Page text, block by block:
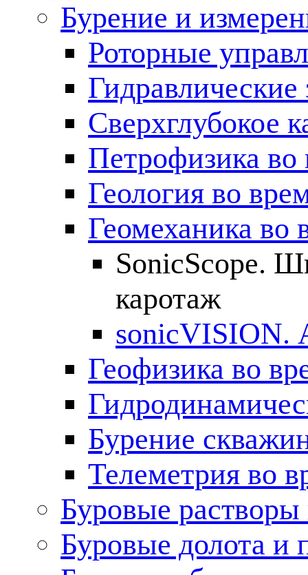
Бурение и
Роторные
Сверхглубокое
Петрофизика во
Геология во
Геомеханика во
SonicScope.
каротаж
sonicVISION.
Геофизика во
Бурение
Телеметрия во
Буровые
Буровые долота и